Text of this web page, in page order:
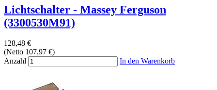
Lichtschalter - Massey Ferguson
(3300530M91)
128,48 €
(Netto 107,97 €)
Anzahl
In den Warenkorb